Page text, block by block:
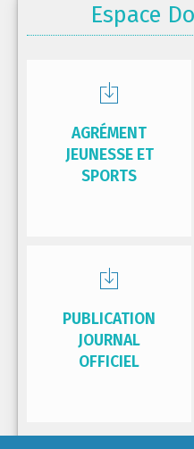
Espace
AGRÉMENT
JEUNESSE ET
SPORTS
PUBLICATION
JOURNAL
OFFICIEL